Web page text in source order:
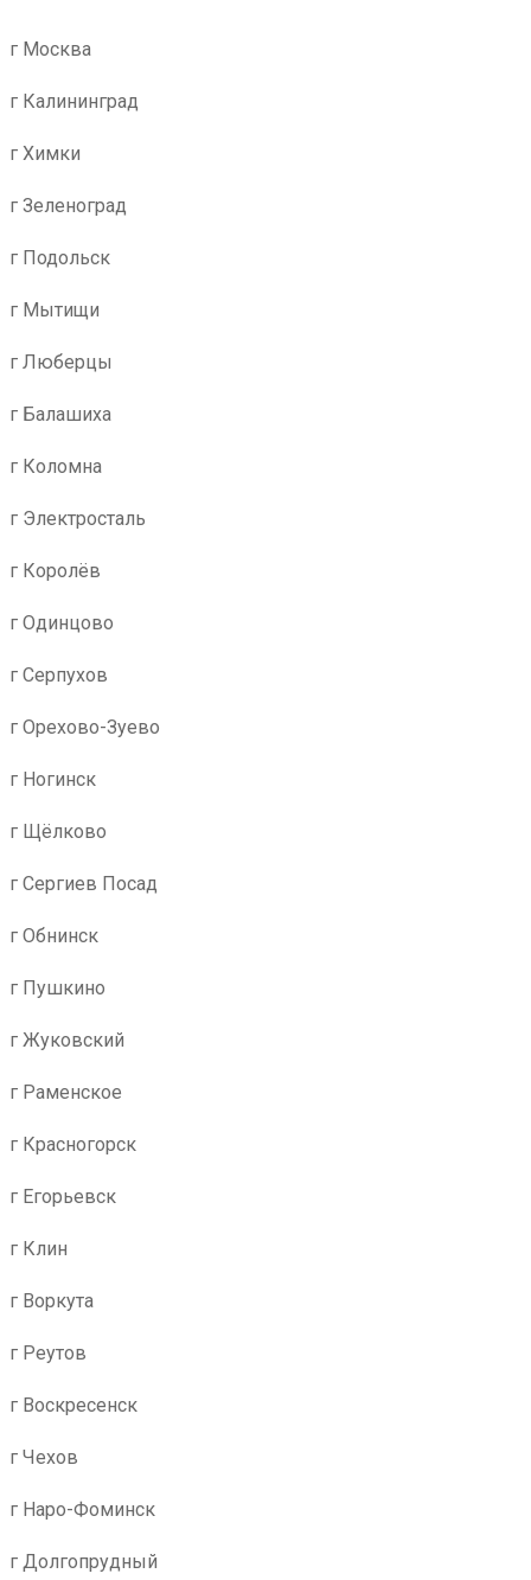
г Москва
г Калининград
г Химки
г Зеленоград
г Подольск
г Мытищи
г Люберцы
г Балашиха
г Коломна
г Электросталь
г Королёв
г Одинцово
г Серпухов
г Орехово-Зуево
г Ногинск
г Щёлково
г Сергиев Посад
г Обнинск
г Пушкино
г Жуковский
г Раменское
г Красногорск
г Егорьевск
г Клин
г Воркута
г Реутов
г Воскресенск
г Чехов
г Наро-Фоминск
г Долгопрудный